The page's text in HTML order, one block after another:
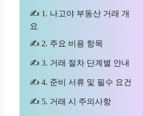
✍ 1. 나고야 부동산 거래 개
요
✍ 2. 주요 비용 항목
✍ 3. 거래 절차 단계별 안내
✍ 4. 준비 서류 및 필수 요건
✍ 5. 거래 시 주의사항